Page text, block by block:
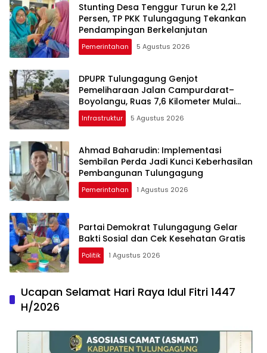
Stunting Desa Tenggur Turun ke 2,21
Persen, TP PKK Tulungagung Tekankan
Pendampingan Berkelanjutan
Pemerintahan 5 Agustus 2026
DPUPR Tulungagung Genjot
Pemeliharaan Jalan Campurdarat–
Boyolangu, Ruas 7,6 Kilometer Mulai
Diperbaiki
Infrastruktur 5 Agustus 2026
Ahmad Baharudin: Implementasi
Sembilan Perda Jadi Kunci Keberhasilan
Pembangunan Tulungagung
Pemerintahan 1 Agustus 2026
Partai Demokrat Tulungagung Gelar
Bakti Sosial dan Cek Kesehatan Gratis
Politik 1 Agustus 2026
Ucapan Selamat Hari Raya Idul Fitri 1447
H/2026